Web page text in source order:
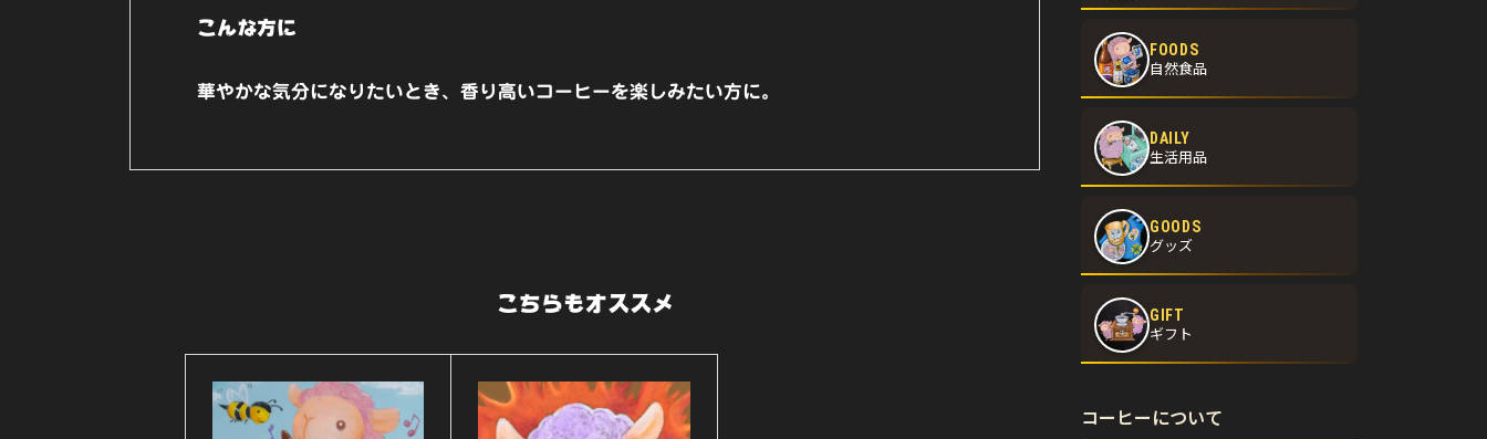
こんな方に
華やかな気分になりたいとき、香り高いコーヒーを楽しみたい方に。
こちらもオススメ
FOODS
自然食品
DAILY
生活用品
GOODS
グッズ
GIFT
ギフト
コーヒーについて